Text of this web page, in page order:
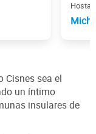
Cisnes sea el
un íntimo
insulares de